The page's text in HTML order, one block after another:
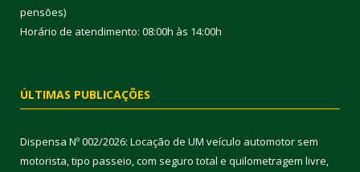
pensões)
Horário de atendimento: 08:00h às 14:00h
ÚLTIMAS PUBLICAÇÕES
Dispensa Nº 002/2026: Locação de UM veículo automotor sem
motorista, tipo passeio, com seguro total e quilometragem livre,